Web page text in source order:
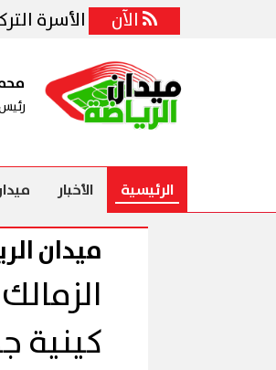
الآن
وزيرة الأسرة التركية:
الرئيسية الأخبار
ميدان
كينية